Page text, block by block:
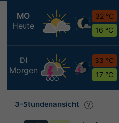
MO
Heute
32 °C
16 °C
DI
Morgen
33 °C
17 °C
3-Stundenansicht